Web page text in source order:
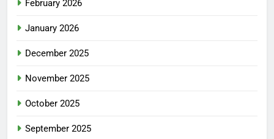
February 2026
January 2026
December 2025
November 2025
October 2025
September 2025